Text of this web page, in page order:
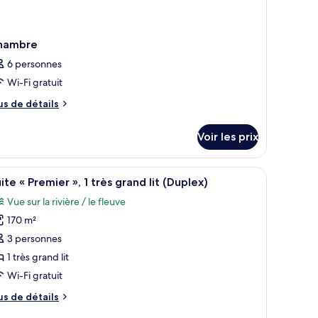
6 personnes
Wi-Fi gratuit
de détails
Voir les prix
:
Suite « Premier », 1 très grand lit (Duplex) |
6 « Premier », 1 très grand lit (Duplex)
Vue sur la rivière / le fleuve
170 m²
3 personnes
1 très grand lit
Wi-Fi gratuit
de détails